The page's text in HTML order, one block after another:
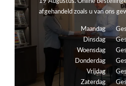
afgehandeld zoals u van ons
Maandag
Dinsdag
Woensdag
Donderdag
Vrijdag
Zaterdag